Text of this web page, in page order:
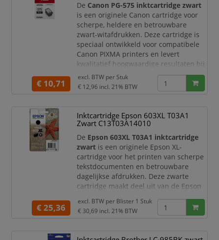
De zwarte pigmentinktwordt gebruikt
voor het pri
De Canon PG-575 inktcartridge zwart
is een originele Canon cartridge voor
scherpe, heldere en betrouwbare
zwart-witafdrukken. Deze cartridge is
speciaal ontwikkeld voor compatibele
Canon PIXMA printers en levert
kwalitatief hoogwaardige resultaten bij
het printen van documenten,
formulieren, schoolwerk, brieven en
dagelijkse kantoorprints.
Canon inktcartridgeis, bent u
verzekerd van ee
€ 10,71
excl. BTW per Stuk
€ 12,96 incl. 21% BTW
Inktcartridge Epson 603XL T03A1
Zwart C13T03A14010
De Epson 603XL T03A1 inktcartridge
zwart is een originele Epson XL-
cartridge voor het printen van scherpe
tekstdocumenten en betrouwbare
dagelijkse afdrukken. Deze zwarte
cartridge maakt deel uit van de Epson
ontwikkeld als betaalbare
printoplossing voor thuisgebruik,
€ 25,36
excl. BTW per Blister 1 Stuk
€ 30,69 incl. 21% BTW